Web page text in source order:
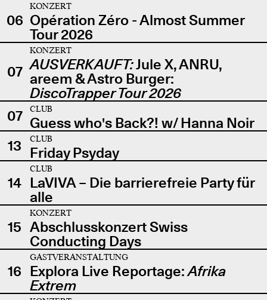
06
KONZERT
Opération Zéro - Almost Summer
Tour 2026
07
KONZERT
AUSVERKAUFT:Jule X, ANRU,
areem & Astro Burger:
DiscoTrapper Tour 2026
07
CLUB
Guess who's Back?! w/ Hanna Noir
13
CLUB
Friday Psyday
14
CLUB
LaVIVA – Die barrierefreie Party für
alle
15
KONZERT
Abschlusskonzert Swiss
Conducting Days
16
GASTVERANSTALTUNG
Explora Live Reportage:Afrika
Extrem